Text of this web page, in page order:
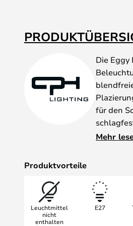
Die
für den
sind wie
Mehr
Produktvorteile
Leuchtmittel
nicht
enthalten
E27